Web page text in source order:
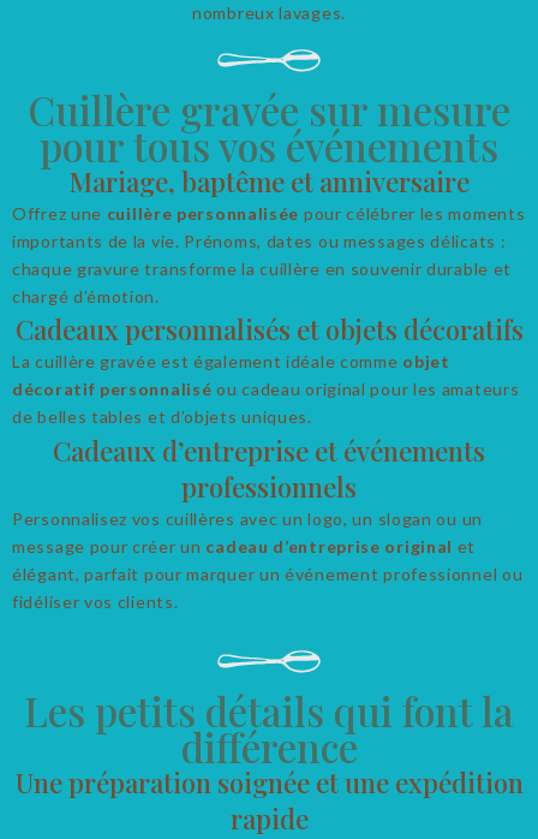
nombreux lavages.
Cuillère gravée sur mesure
pour tous vos événements
Mariage, baptême et anniversaire
Offrez une cuillère personnalisée pour célébrer les moments
importants de la vie. Prénoms, dates ou messages délicats :
chaque gravure transforme la cuillère en souvenir durable et
chargé d’émotion.
Cadeaux personnalisés et objets décoratifs
La cuillère gravée est également idéale comme objet
décoratif personnalisé ou cadeau original pour les amateurs
de belles tables et d’objets uniques.
Cadeaux d’entreprise et événements
professionnels
Personnalisez vos cuillères avec un logo, un slogan ou un
message pour créer un cadeau d’entreprise original et
élégant, parfait pour marquer un événement professionnel ou
fidéliser vos clients.
Les petits détails qui font la
différence
Une préparation soignée et une expédition
rapide